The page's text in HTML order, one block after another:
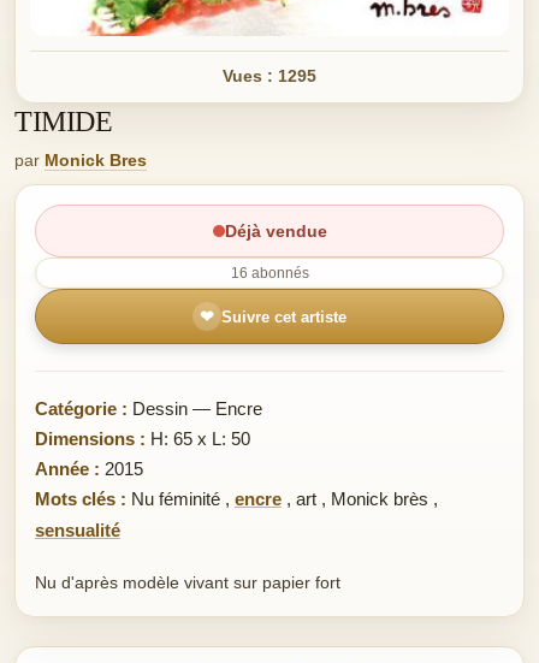
Vues : 1295
TIMIDE
par Monick Bres
Déjà vendue
16 abonnés
❤ Suivre cet artiste
Catégorie : Dessin — Encre
Dimensions : H: 65 x L: 50
Année : 2015
Mots clés : Nu féminité , encre , art , Monick brès ,
sensualité
Nu d'après modèle vivant sur papier fort